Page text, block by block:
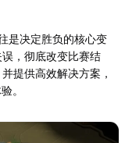
是决定胜负的核心变
，彻底改变比赛结
提供高效解决方案，
。